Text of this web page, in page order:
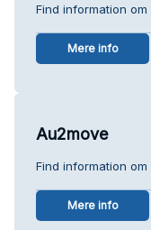
Find information
Mere info
Au2move
Find information
Mere info